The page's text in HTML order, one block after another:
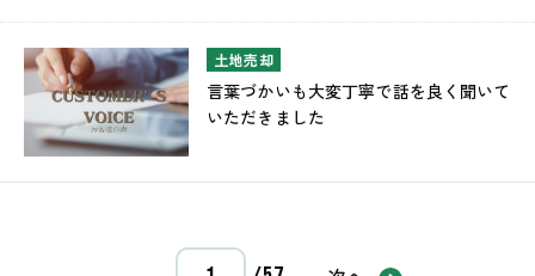
土地売却
言葉づかいも大変丁寧で話を良く聞いて
いただきました